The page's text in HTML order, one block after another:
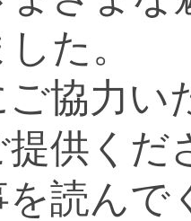
た。
ご協力い
提供くだ
を読んで